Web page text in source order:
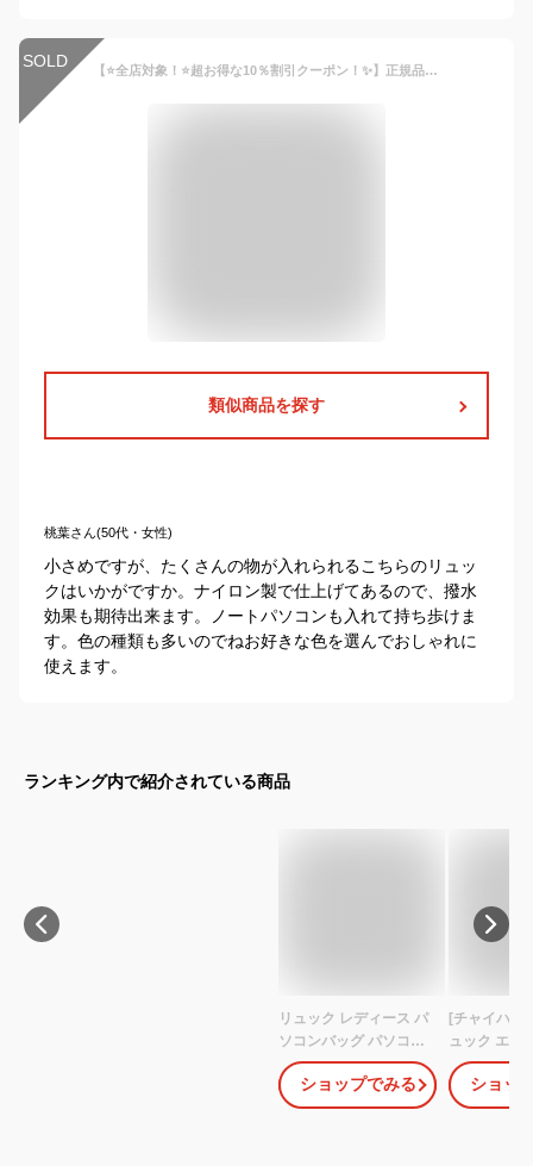
SOLD 【⭐️全店対象！⭐️超お得な10％割引クーポン！✨】正規品 WIDEN® リュック レディース リュックサック 軽量 大人 おしゃれ 小さめ小型付 オシャレ 大容量 かわいい 女子 ナイロン 軽い きれいめ 撥水 カジュアル 通勤 子供 学生 無地 旅行 pc収納 即納 撥水 学生 a4
類似商品を探す
桃葉さん(50代・女性)
小さめですが、たくさんの物が入れられるこちらのリュッ
クはいかがですか。ナイロン製で仕上げてあるので、撥水
効果も期待出来ます。ノートパソコンも入れて持ち歩けま
す。色の種類も多いのでねお好きな色を選んでおしゃれに
使えます。
ランキング内で紹介されている商品
リュック レディース パ
ソコンバッグ パソコン
リュック pcバッグ pcリ
ュック パソコン 2way
ノートpc ノートパソコ
ショップでみる
[チャイハネ
ュック エス
アン バッグ
TURQUOISE
ショッ